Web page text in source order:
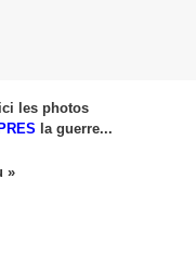
les photos
la guerre...
»